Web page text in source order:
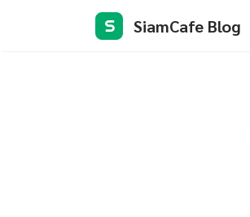
S SiamCafe Blog